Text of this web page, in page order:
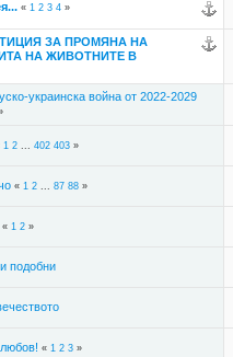
« 1 2 3 4»
ЗА ПРОМЯНА НА
НА ЖИВОТНИТЕ В
украинска война от 2022-2029
1 2... 402 403»
« 1 2... 87 88»
« 1 2»
подобни
« 1 2 3»